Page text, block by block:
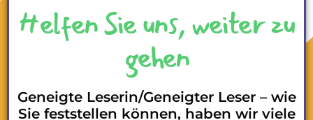
Helfen Sie uns, weiter zu
gehen
Geneigte Leserin/Geneigter Leser – wie
Sie feststellen können, haben wir viele